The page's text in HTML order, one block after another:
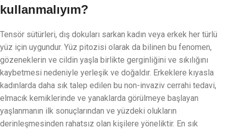
kullanmalıyım?
Tensör sütürleri, dış dokuları sarkan kadın veya erkek her türlü
yüz için uygundur. Yüz pitozisi olarak da bilinen bu fenomen,
gözeneklerin ve cildin yaşla birlikte gerginliğini ve sıkılığını
kaybetmesi nedeniyle yerleşik ve doğaldır. Erkeklere kıyasla
kadınlarda daha sık talep edilen bu non-invaziv cerrahi tedavi,
elmacık kemiklerinde ve yanaklarda görülmeye başlayan
yaşlanmanın ilk sonuçlarından ve yüzdeki olukların
derinleşmesinden rahatsız olan kişilere yöneliktir. En sık